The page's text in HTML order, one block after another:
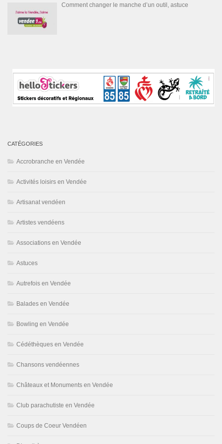
Comment changer le manche d’un outil, astuce
CATÉGORIES
Accrobranche en Vendée
Activités loisirs en Vendée
Artisanat vendéen
Artistes vendéens
Associations en Vendée
Astuces
Autrefois en Vendée
Balades en Vendée
Bowling en Vendée
Cédéthèques en Vendée
Chansons vendéennes
Châteaux et Monuments en Vendée
Club parachutiste en Vendée
Coups de Coeur Vendéen